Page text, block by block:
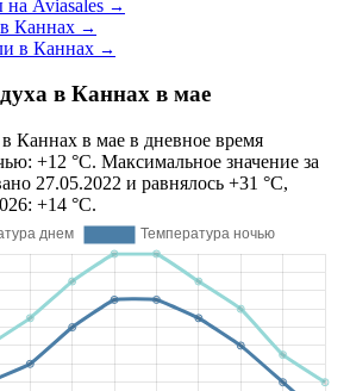
Aviasales →
Каннах →
в Каннах →
в Каннах в мае
Каннах в мае в дневное время
+12 °C. Максимальное значение за
27.05.2022 и равнялось +31 °C,
+14 °C.